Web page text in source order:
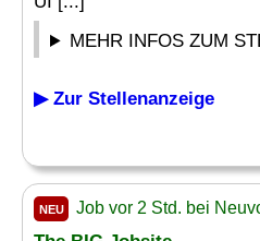
MEHR INFOS ZUM
▶ Zur Stellenanzeige
NEU Job vor 2 Std. bei